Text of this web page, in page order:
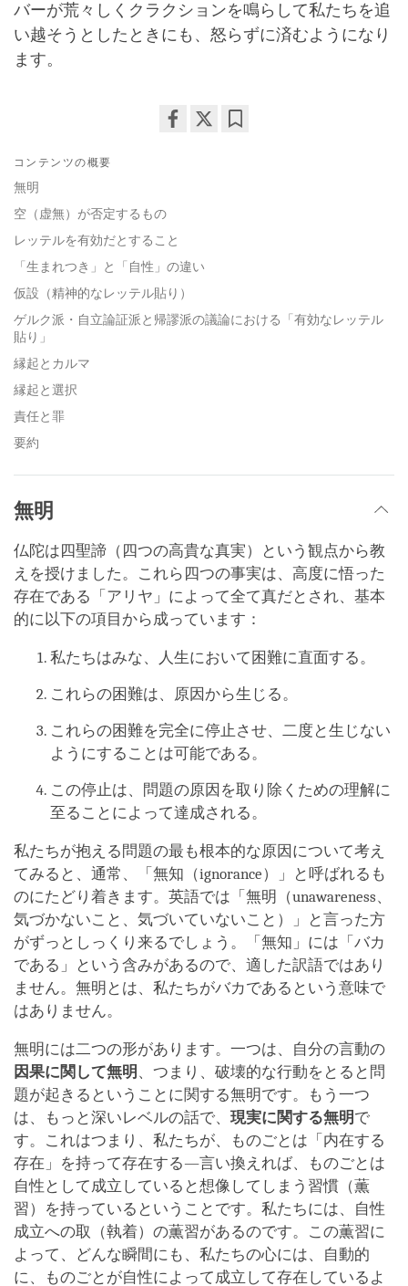
バーが荒々しくクラクションを鳴らして私たちを追
い越そうとしたときにも、怒らずに済むようになり
ます。
コンテンツの概要
無明
空（虚無）が否定するもの
レッテルを有効だとすること
「生まれつき」と「自性」の違い
仮設（精神的なレッテル貼り）
ゲルク派・自立論証派と帰謬派の議論における「有効なレッテル
貼り」
縁起とカルマ
縁起と選択
責任と罪
要約
無明
仏陀は四聖諦（四つの高貴な真実）という観点から教
えを授けました。これら四つの事実は、高度に悟った
存在である「アリヤ」によって全て真だとされ、基本
的に以下の項目から成っています：
私たちはみな、人生において困難に直面する。
これらの困難は、原因から生じる。
これらの困難を完全に停止させ、二度と生じない
ようにすることは可能である。
この停止は、問題の原因を取り除くための理解に
至ることによって達成される。
私たちが抱える問題の最も根本的な原因について考え
てみると、通常、「無知（ignorance）」と呼ばれるも
のにたどり着きます。英語では「無明（unawareness、
気づかないこと、気づいていないこと）」と言った方
がずっとしっくり来るでしょう。「無知」には「バカ
である」という含みがあるので、適した訳語ではあり
ません。無明とは、私たちがバカであるという意味で
はありません。
無明には二つの形があります。一つは、自分の言動の
因果に関して無明 、つまり、破壊的な行動をとると問
題が起きるということに関する無明です。もう一つ
は、もっと深いレベルの話で、 現実に関する無明で
す。これはつまり、私たちが、ものごとは「内在する
存在」を持って存在する―言い換えれば、ものごとは
自性として成立していると想像してしまう習慣（薫
習）を持っているということです。私たちには、自性
成立への取（執着）の薫習があるのです。この薫習に
よって、どんな瞬間にも、私たちの心には、自動的
に、ものごとが自性によって成立して存在しているよ